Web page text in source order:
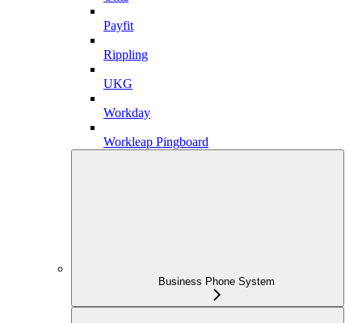
Payfit
Rippling
UKG
Workday
Workleap Pingboard
Business Phone System